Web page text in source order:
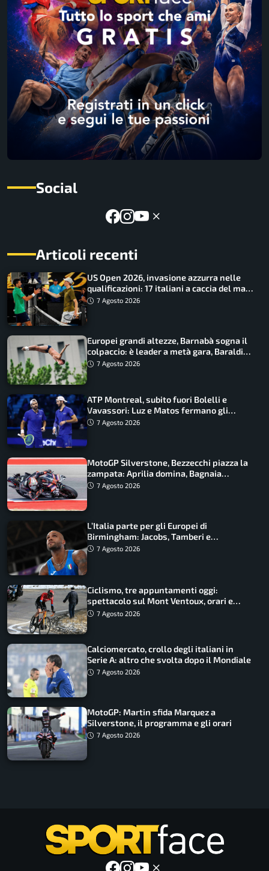
Social
Articoli recenti
US Open 2026, invasione azzurra nelle
qualificazioni: 17 italiani a caccia del main
draw7 Agosto 2026
Europei grandi altezze, Barnabà sogna il
colpaccio: è leader a metà gara, Baraldi
ancora in corsa
7 Agosto 2026
ATP Montreal, subito fuori Bolelli e
Vavassori: Luz e Matos fermano gli
azzurri
7 Agosto 2026
MotoGP Silverstone, Bezzecchi piazza la
zampata: Aprilia domina, Bagnaia
costretto al Q1
7 Agosto 2026
L’Italia parte per gli Europei di
Birmingham: Jacobs, Tamberi e
Battocletti guidano una spedizione
7 Agosto 2026
Ciclismo, tre appuntamenti oggi:
spettacolo sul Mont Ventoux, orari e
come vederli
7 Agosto 2026
Calciomercato, crollo degli italiani in
Serie A: altro che svolta dopo il Mondiale
7 Agosto 2026
MotoGP: Martin sfida Marquez a
Silverstone, il programma e gli orari
7 Agosto 2026